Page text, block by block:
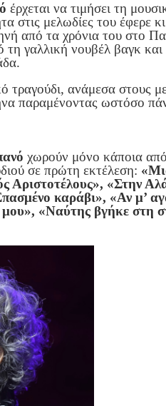
έρχεται να τιμήσει τη
στις μελωδίες του έφερε
από τα χρόνια του στο
γαλλική νουβέλ βαγκ
ανάμεσα στους
παραμένοντας ωστόσο
χωρούν μόνο κάποια από
σε πρώτη εκτέλεση:
Αριστοτέλους», «Στην
καράβι», «Αν μ’
«Ναύτης βγήκε στη